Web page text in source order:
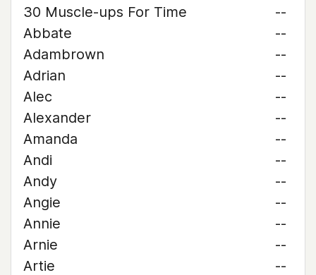
30 Muscle-ups For Time
--
Abbate
--
Adambrown
--
Adrian
--
Alec
--
Alexander
--
Amanda
--
Andi
--
Andy
--
Angie
--
Annie
--
Arnie
--
Artie
--